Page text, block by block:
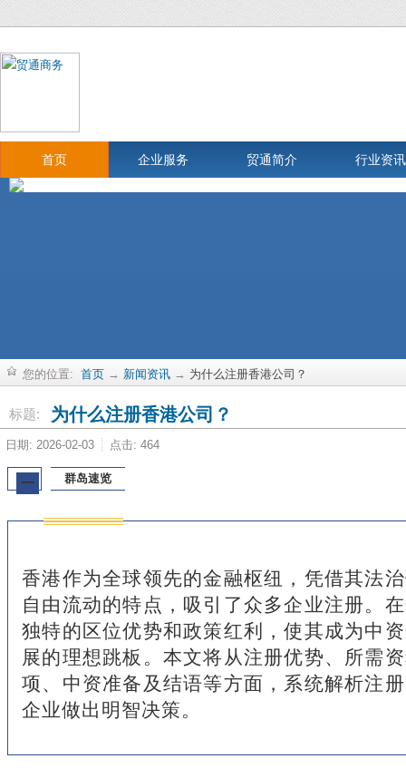
首页 企业服务 贸通简介 行业资讯
您的位置: 首页 → 新闻资讯 → 为什么注册香港公司？
标题: 为什么注册香港公司？
日期: 2026-02-03 点击: 464
一 群岛速览
香港作为全球领先的金融枢纽，凭借其法
自由流动的特点，吸引了众多企业注册。
独特的区位优势和政策红利，使其成为中
展的理想跳板。本文将从注册优势、所需
项、中资准备及结语等方面，系统解析注
企业做出明智决策。